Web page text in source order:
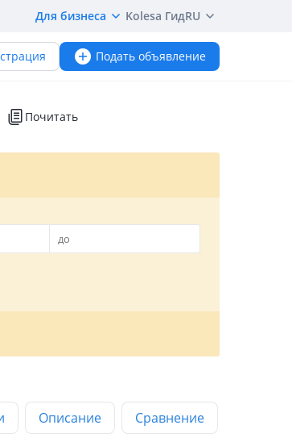
Для бизнеса Kolesa ГидRU
Подать объявление
Почитать
Описание Сравнение